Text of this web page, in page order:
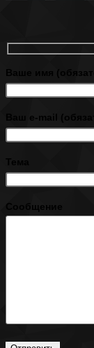
Ваше имя
Ваш e-mail
Сообщение